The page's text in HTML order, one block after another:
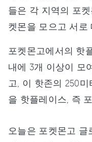
들은 각 지역의 포
켓몬을 모으고 서로
포켓몬고에서의 핫
내에 3개 이상이 모
고, 이 핫존의 250
을 핫플레이스, 즉
오늘은 포켓몬고